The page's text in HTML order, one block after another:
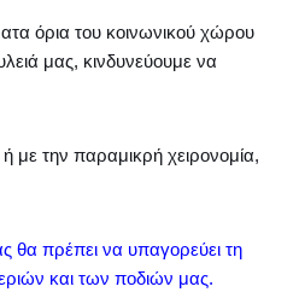
όρια του κοινωνικού χώρου
μας, κινδυνεύουμε να
με την παραμικρή χειρονομία,
πρέπει να υπαγορεύει τη
και των ποδιών μας.